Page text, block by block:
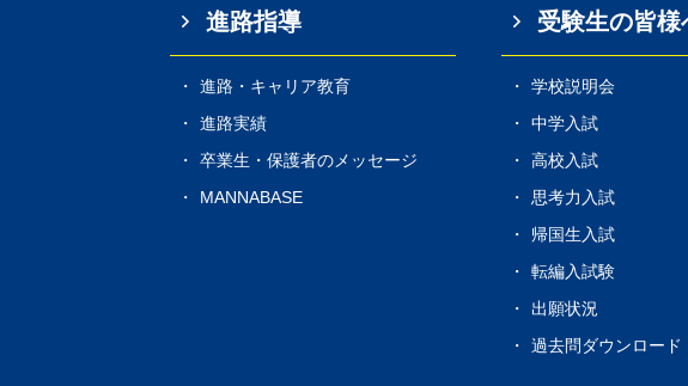
進路指導
進路・キャリア教育
進路実績
卒業生・保護者のメッセージ
MANNABASE
受験生の皆様
学校説明会
中学入試
高校入試
思考力入試
帰国生入試
転編入試験
出願状況
過去問ダウンロード